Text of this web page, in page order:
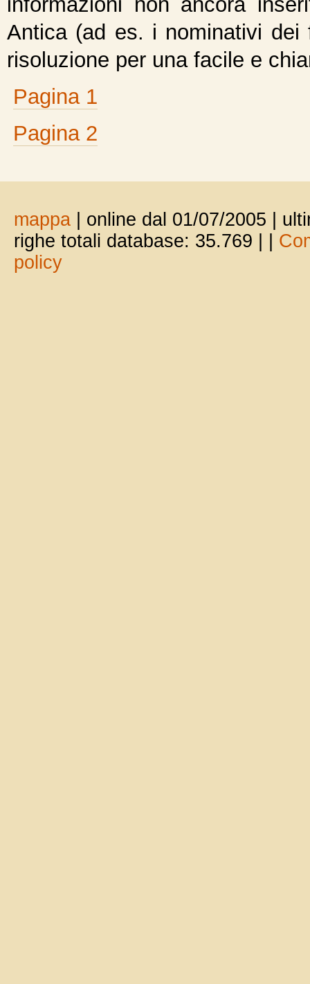
Antica (ad es. i nominativi
risoluzione per una facile e
Pagina 1
Pagina 2
mappa | online dal 01/07/2005 |
righe totali database: 35.769 |
policy